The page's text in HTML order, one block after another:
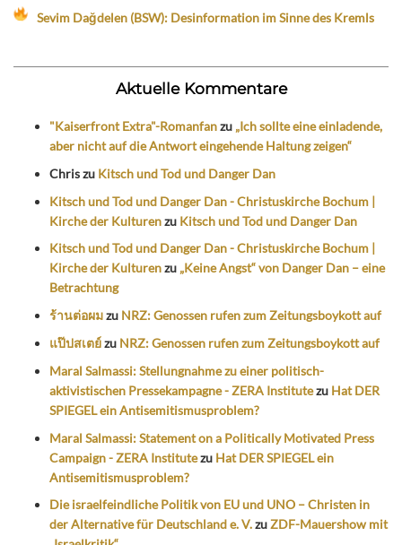
Sevim Dağdelen (BSW): Desinformation im Sinne des Kremls
Aktuelle Kommentare
"Kaiserfront Extra"-Romanfanzu „Ich sollte eine einladende,
aber nicht auf die Antwort eingehende Haltung zeigen“
Chriszu Kitsch und Tod und Danger Dan
Kitsch und Tod und Danger Dan - Christuskirche Bochum |
Kirche der Kulturenzu Kitsch und Tod und Danger Dan
Kitsch und Tod und Danger Dan - Christuskirche Bochum |
Kirche der Kulturenzu „Keine Angst“ von Danger Dan – eine
Betrachtung
ร้านต่อผมzu NRZ: Genossen rufen zum Zeitungsboykott auf
แป๊ปสเตย์zu NRZ: Genossen rufen zum Zeitungsboykott auf
Maral Salmassi: Stellungnahme zu einer politisch-
aktivistischen Pressekampagne - ZERA Institutezu Hat DER
SPIEGEL ein Antisemitismusproblem?
Maral Salmassi: Statement on a Politically Motivated Press
Campaign - ZERA Institutezu Hat DER SPIEGEL ein
Antisemitismusproblem?
Die israelfeindliche Politik von EU und UNO – Christen in
der Alternative für Deutschland e. V.zuZDF-Mauershow mit